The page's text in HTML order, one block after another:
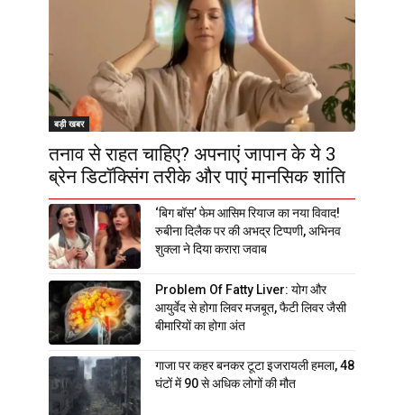
बड़ी खबर
तनाव से राहत चाहिए? अपनाएं जापान के ये 3
ब्रेन डिटॉक्सिंग तरीके और पाएं मानसिक शांति
‘बिग बॉस’ फेम आसिम रियाज का नया विवाद!
रुबीना दिलैक पर की अभद्र टिप्पणी, अभिनव
शुक्ला ने दिया करारा जवाब
Problem Of Fatty Liver: योग और
आयुर्वेद से होगा लिवर मजबूत, फैटी लिवर जैसी
बीमारियों का होगा अंत
गाजा पर कहर बनकर टूटा इजरायली हमला, 48
घंटों में 90 से अधिक लोगों की मौत